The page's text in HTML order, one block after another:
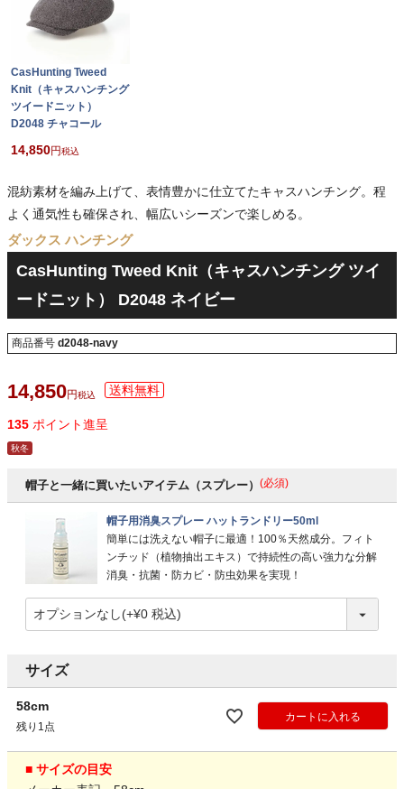
CasHunting Tweed
Knit（キャスハンチング
ツイードニット）
D2048 チャコール
14,850 税込
混紡素材を編み上げて、表情豊かに仕立てたキャスハンチング。程
よく通気性も確保され、幅広いシーズンで楽しめる。
ダックス ハンチング
CasHunting Tweed Knit（キャスハンチング ツイ
ードニット） D2048 ネイビー
商品番号 d2048-navy
14,850 税込
135 ポイント進呈
秋冬
帽子と一緒に買いたいアイテム（スプレー） (必須)
帽子用消臭スプレー ハットランドリー50ml
簡単には洗えない帽子に最適！100％天然成分。フィト
ンチッド（植物抽出エキス）で持続性の高い強力な分解
消臭・抗菌・防カビ・防虫効果を実現！
サイズ
58cm
残り1点
カートに入れる
■ サイズの目安